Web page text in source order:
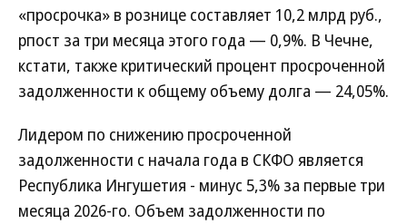
«просрочка» в рознице составляет 10,2 млрд руб.,
рпост за три месяца этого года — 0,9%. В Чечне,
кстати, также критический процент просроченной
задолженности к общему объему долга — 24,05%.
Лидером по снижению просроченной
задолженности с начала года в СКФО является
Республика Ингушетия - минус 5,3% за первые три
месяца 2026-го. Объем задолженности по